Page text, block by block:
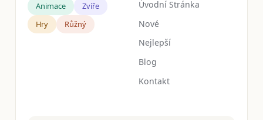
Animace
Zvíře
Hry
Růžný
Úvodní Stránka
Nové
Nejlepší
Blog
Kontakt